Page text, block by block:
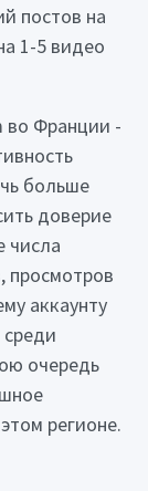
постов на
1-5 видео
во Франции -
больше
доверие
числа
просмотров
аккаунту
очередь
регионе.